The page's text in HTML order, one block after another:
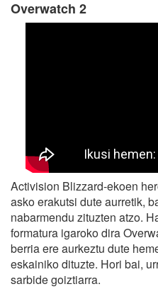
Overwatch 2
Activision Blizzard-ekoen
asko erakutsi dute aurretik,
nabarmendu zituzten atzo.
formatura igaroko dira
berria ere aurkeztu dute
eskainiko dituzte. Hori bai,
sarbide goiztiarra.